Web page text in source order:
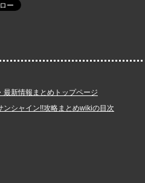
最新情報まとめトップページ
シャイン!!攻略まとめwikiの目次